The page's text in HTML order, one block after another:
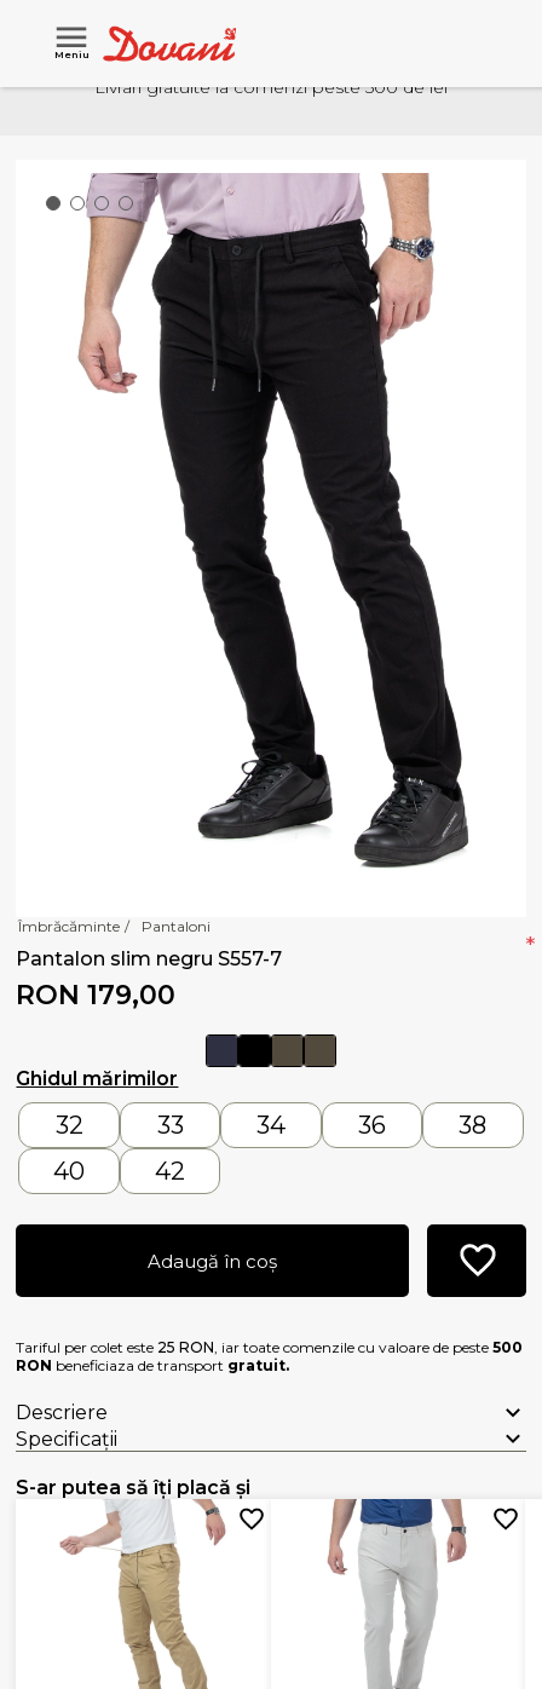
Meniu
Livrari gratuite la comenzi peste 500 de lei
Îmbrăcăminte / Pantaloni
Pantalon slim negru S557-7
RON 179,00
Ghidul mărimilor
*
32 33 34 36
38
40
42
Adaugă în coș
Tariful per colet este 25 RON, iar toate comenzile cu valoare de peste500
RON beneficiaza de transport gratuit.
Descriere
Specificații
S-ar putea să îți placă și